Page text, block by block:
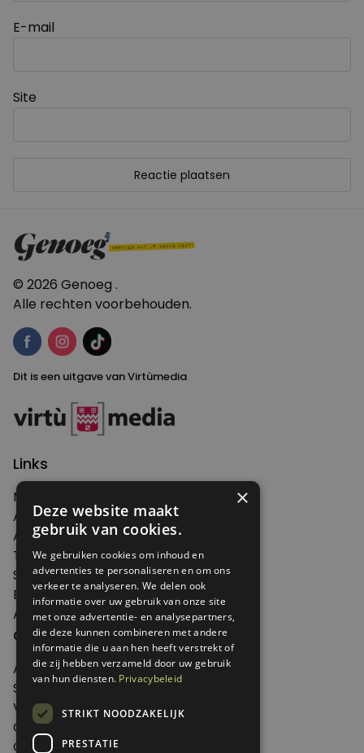
E-mail
Site
© 2026 Genoeg .
Alle rechten voorbehouden.
Dit is een uitgave van Virtùmedia
Links
Nieuws
Artikelen
Agenda
Thema's
Shop
Edities
Abonneren
Over Genoeg
Adverteren
Samenwerken
Verkooppunten
Over Genoeg
Contact
×
Deze website maakt
gebruik van cookies.
We gebruiken cookies om inhoud en
advertenties te personaliseren en om ons
verkeer te analyseren. We delen ook
informatie over uw gebruik van onze site
met onze advertentie- en analysepartners,
die deze kunnen combineren met andere
informatie die u aan hen heeft verstrekt of
die zij hebben verzameld door uw gebruik
van hun diensten. Privacybeleid
STRIKT NOODZAKELIJK
PRESTATIE